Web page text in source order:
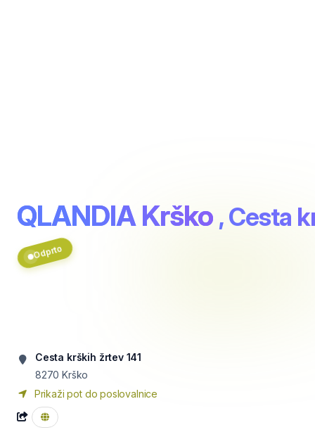
QLANDIA Krško , Cesta
Odprto
Cesta krških žrtev 141
8270 Krško
Prikaži pot do poslovalnice